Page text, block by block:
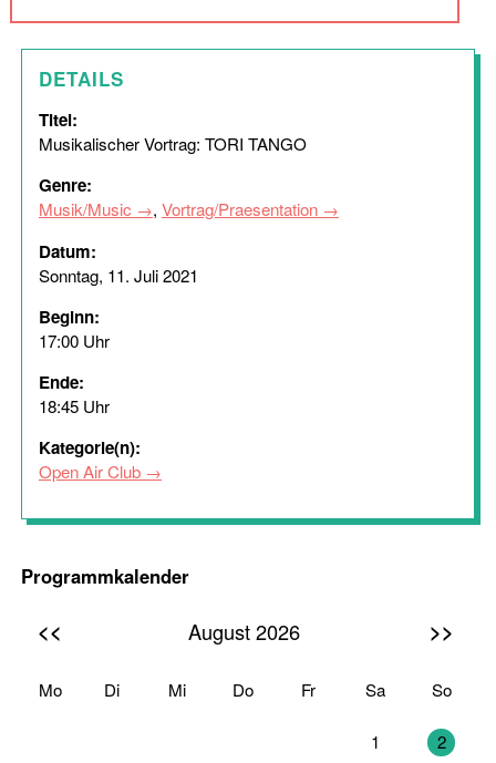
DETAILS
Titel:
Musikalischer Vortrag: TORI TANGO
Genre:
Musik/Music , Vortrag/Praesentation
Datum:
Sonntag, 11. Juli 2021
Beginn:
17:00 Uhr
Ende:
18:45 Uhr
Kategorie(n):
Open Air Club
Programmkalender
<< August 2026 >>
Mo Di Mi Do Fr Sa So
1 2